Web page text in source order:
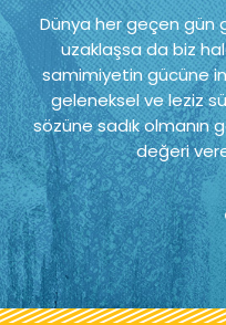
Dünya her geçen gün
uzaklaşsa da biz
samimiyetin gücüne
geleneksel ve leziz
sözüne sadık
değeri